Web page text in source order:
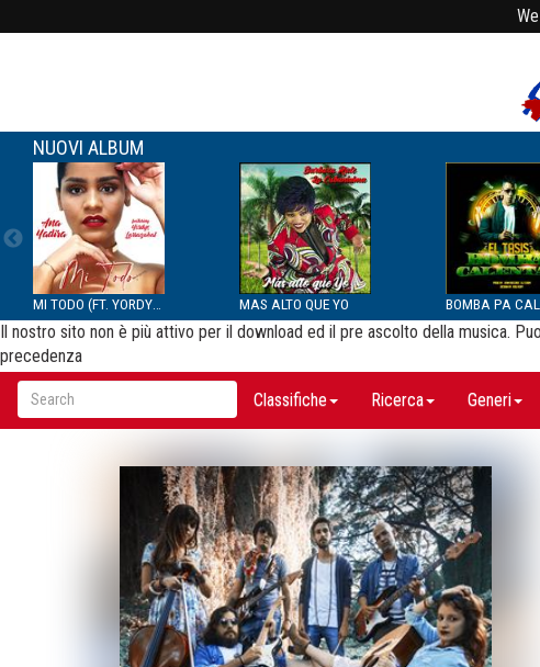
NUOVI ALBUM
MAS ALTO QUE YO
Il nostro sito non è più attivo per il download ed il pre ascolto della musica.
precedenza
Classifiche Ricerca Generi